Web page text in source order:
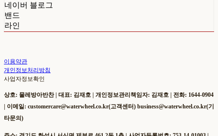
네이버 블로그
밴드
라인
이용약관
개인정보처리방침
사업자정보확인
상호: 물레방아반찬 | 대표: 김재호 | 개인정보관리책임자: 김재호 | 전화: 1644-0904
| 이메일: customercare@waterwheel.co.kr(고객센터) business@waterwheel.co.kr(기
타문의)